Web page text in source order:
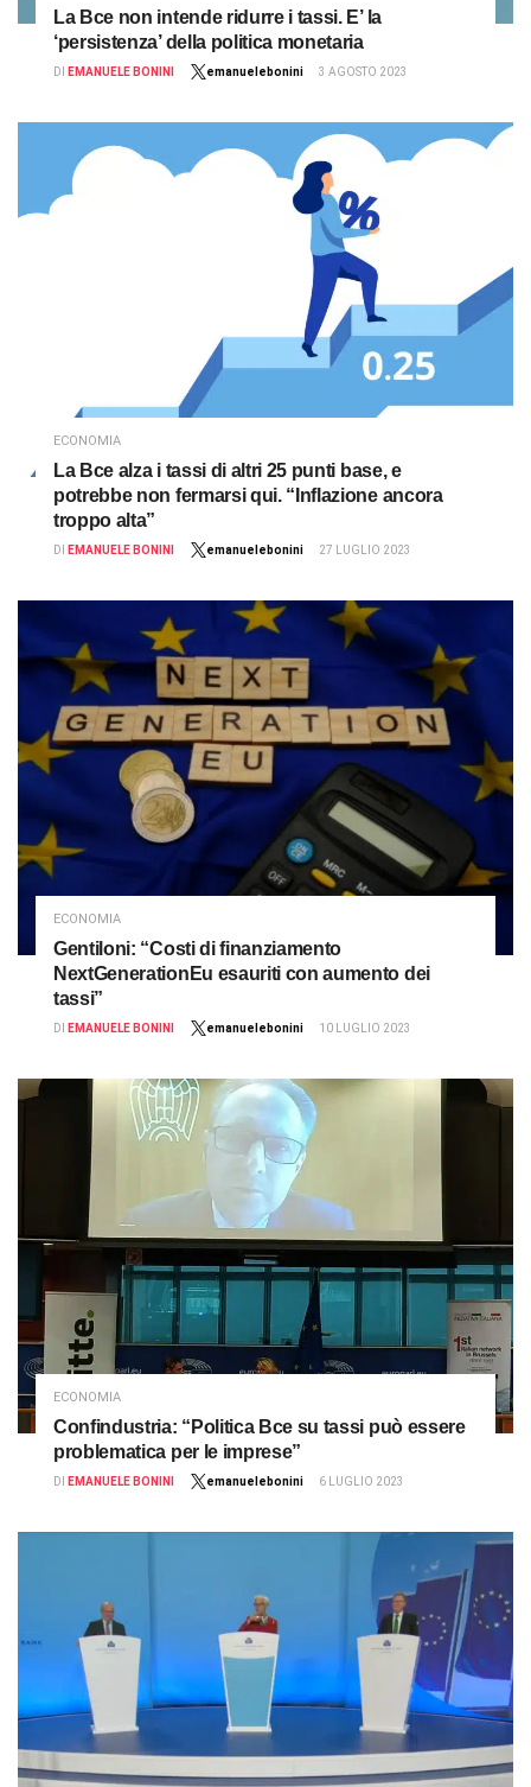
La Bce non intende ridurre i tassi. E’ la
‘persistenza’ della politica monetaria
DI EMANUELE BONINI emanuelebonini 3 AGOSTO 2023
ECONOMIA
La Bce alza i tassi di altri 25 punti base, e
potrebbe non fermarsi qui. “Inflazione ancora
troppo alta”
DI EMANUELE BONINI emanuelebonini 27 LUGLIO 2023
ECONOMIA
Gentiloni: “Costi di finanziamento
NextGenerationEu esauriti con aumento dei
tassi”
DI EMANUELE BONINI emanuelebonini 10 LUGLIO 2023
ECONOMIA
Confindustria: “Politica Bce su tassi può essere
problematica per le imprese”
DI EMANUELE BONINI emanuelebonini 6 LUGLIO 2023